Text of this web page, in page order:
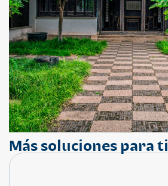
Más soluciones para ti